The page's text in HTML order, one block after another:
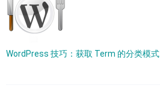
WordPress 技巧：获取 Term 的分类模式